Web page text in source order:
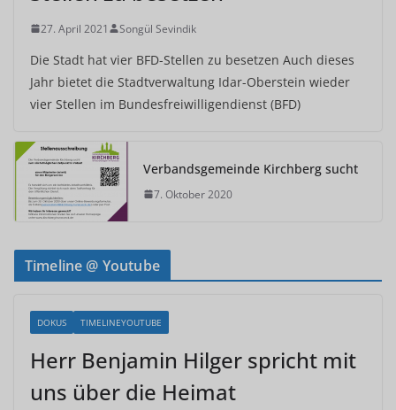
27. April 2021 Songül Sevindik
Die Stadt hat vier BFD-Stellen zu besetzen Auch dieses
Jahr bietet die Stadtverwaltung Idar-Oberstein wieder
vier Stellen im Bundesfreiwilligendienst (BFD)
Verbandsgemeinde Kirchberg sucht
7. Oktober 2020
Timeline @ Youtube
DOKUS TIMELINEYOUTUBE
Herr Benjamin Hilger spricht mit
uns über die Heimat